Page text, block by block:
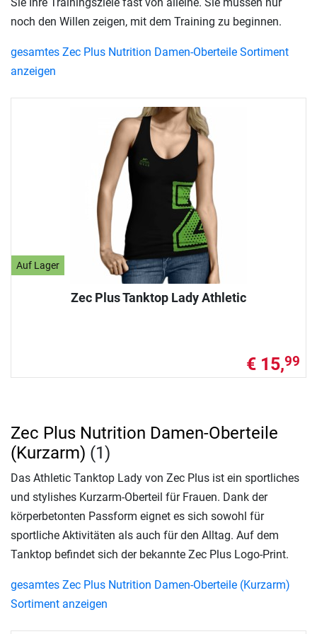
Auf Lager
Zec Plus Tanktop Lady Athletic
€ 15,99
noch den Willen zeigen, mit dem Training zu beginnen.
gesamtes Zec Plus Nutrition Damen-Oberteile Sortiment
anzeigen
Zec Plus Nutrition Damen-Oberteile
(Kurzarm) (1)
Das Athletic Tanktop Lady von Zec Plus ist ein sportliches
und stylishes Kurzarm-Oberteil für Frauen. Dank der
körperbetonten Passform eignet es sich sowohl für
sportliche Aktivitäten als auch für den Alltag. Auf dem
Tanktop befindet sich der bekannte Zec Plus Logo-Print.
gesamtes Zec Plus Nutrition Damen-Oberteile (Kurzarm)
Sortiment anzeigen